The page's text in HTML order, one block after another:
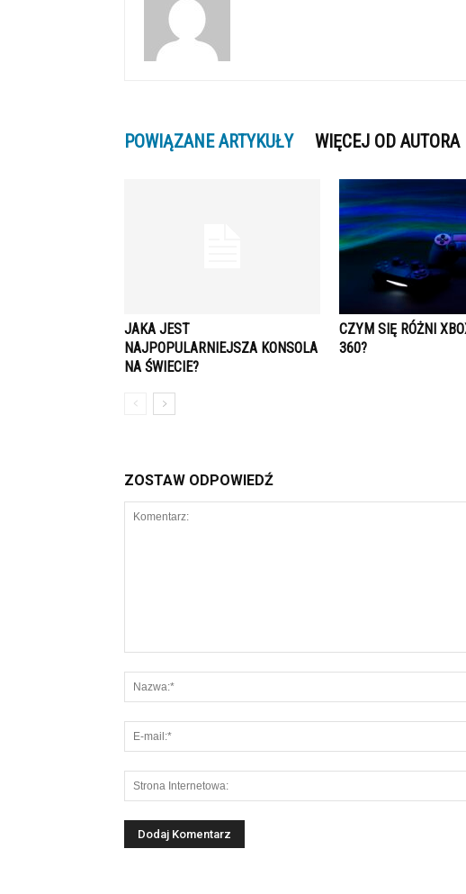
POWIĄZANE ARTYKUŁY WIĘCEJ OD AUTORA
JAKA JEST
NAJPOPULARNIEJSZA KONSOLA
NA ŚWIECIE?
CZYM SIĘ RÓŻNI
360?
ZOSTAW ODPOWIEDŹ